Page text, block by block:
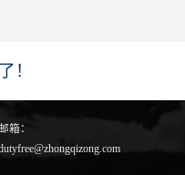
！
邮箱：